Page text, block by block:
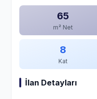
65
m² Net
8
Kat
İlan Detayları